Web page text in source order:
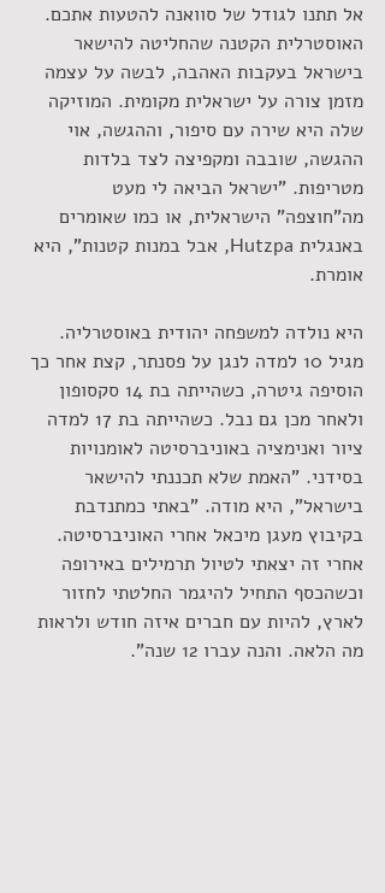
אל תתנו לגודל של סוואנה להטעות אתכם.
האוסטרלית הקטנה שהחליטה להישאר
בישראל בעקבות האהבה, לבשה על עצמה
מזמן צורה על ישראלית מקומית. המוזיקה
שלה היא שירה עם סיפור, וההגשה, אוי
ההגשה, שובבה ומקפיצה לצד בלדות
מטריפות. "ישראל הביאה לי מעט
מה"חוצפה" הישראלית, או כמו שאומרים
באנגלית Hutzpa, אבל במנות קטנות", היא
אומרת.
היא נולדה למשפחה יהודית באוסטרליה.
מגיל 10 למדה לנגן על פסנתר, קצת אחר כך
הוסיפה גיטרה, כשהייתה בת 14 סקסופון
ולאחר מכן גם נבל. כשהייתה בת 17 למדה
ציור ואנימציה באוניברסיטה לאומנויות
בסידני. "האמת שלא תכננתי להישאר
בישראל", היא מודה. "באתי כמתנדבת
בקיבוץ מעגן מיכאל אחרי האוניברסיטה.
אחרי זה יצאתי לטיול תרמילים באירופה
וכשהכסף התחיל להיגמר החלטתי לחזור
לארץ, להיות עם חברים איזה חודש ולראות
מה הלאה. והנה עברו 12 שנה".